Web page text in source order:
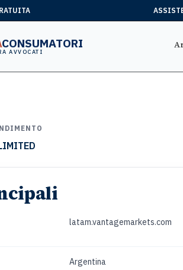
CONSUMATORI
AVVOCATI
latam.vantagemarkets.com
Argentina